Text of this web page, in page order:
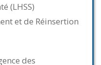
(LHSS)
et de Réinsertion
des